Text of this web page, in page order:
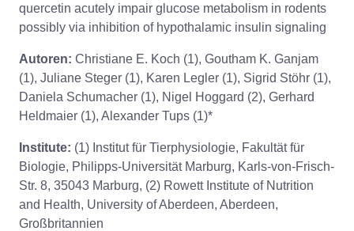
quercetin acutely impair glucose metabolism in rodents
possibly via inhibition of hypothalamic insulin signaling
Autoren: Christiane E. Koch (1), Goutham K. Ganjam
(1), Juliane Steger (1), Karen Legler (1), Sigrid Stöhr (1),
Daniela Schumacher (1), Nigel Hoggard (2), Gerhard
Heldmaier (1), Alexander Tups (1)*
Institute: (1) Institut für Tierphysiologie, Fakultät für
Biologie, Philipps-Universität Marburg, Karls-von-Frisch-
Str. 8, 35043 Marburg, (2) Rowett Institute of Nutrition
and Health, University of Aberdeen, Aberdeen,
Großbritannien